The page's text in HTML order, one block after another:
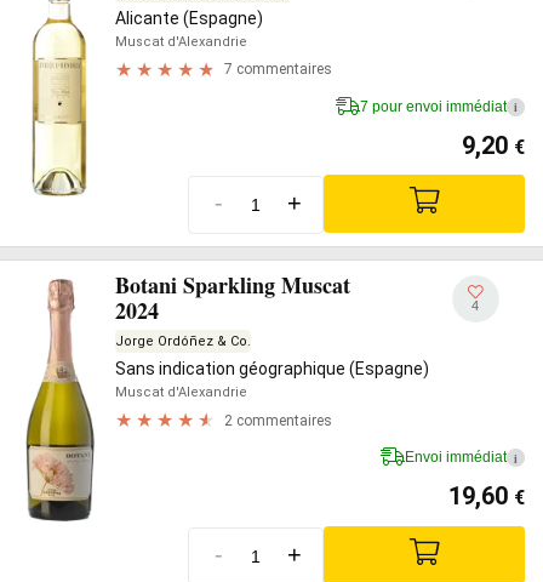
Alicante (Espagne)
Muscat d'Alexandrie
7 commentaires
7 pour envoi immédiat i
9,20 €
- +
Botani Sparkling Muscat
2024
Jorge Ordóñez & Co.
Sans indication géographique (Espagne)
Muscat d'Alexandrie
2 commentaires
4
Envoi immédiat i
19,60 €
- +